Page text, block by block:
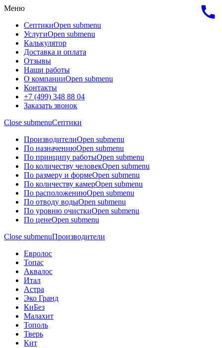
Меню
СептикиOpen submenu
УслугиOpen submenu
Калькулятор
Доставка и оплата
Отзывы
Наши работы
О компанииOpen submenu
Контакты
+7 (499) 348 88 04
Заказать звонок
Close submenuСептики
ПроизводителиOpen submenu
По назначениюOpen submenu
По принципу работыOpen submenu
По количеству человекOpen submenu
По размеру и формеOpen submenu
По количеству камерOpen submenu
По расположениюOpen submenu
По отводу водыOpen submenu
По уровню очисткиOpen submenu
По ценеOpen submenu
Close submenuПроизводители
Евролос
Топас
Аквалос
Итал
Астра
Эко Гранд
КиБез
Малахит
Тополь
Тверь
Кит
call